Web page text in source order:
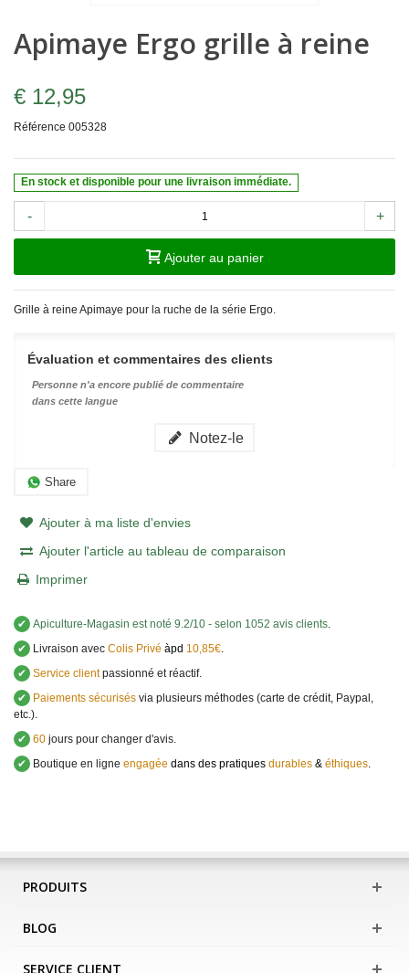
Apimaye Ergo grille à reine
€ 12,95
Référence 005328
En stock et disponible pour une livraison immédiate.
- +
Ajouter au panier
Grille à reine Apimaye pour la ruche de la série Ergo.
Évaluation et commentaires des clients
Personne n'a encore publié de commentaire
dans cette langue
Notez-le
Share
Ajouter à ma liste d'envies
Ajouter l'article au tableau de comparaison
Imprimer
✔ Apiculture-Magasin est noté 9.2/10 - selon 1052 avis clients.
✔
Livraison avec Colis Privé àpd 10,85€.
✔ Service clientpassionné et réactif.
✔
Paiements sécurisés via plusieurs méthodes (carte de crédit, Paypal,
etc.).
✔ 60 jours pour changer d'avis.
✔
Boutique en ligne engagée dans des pratiques durables & éthiques.
PRODUITS
BLOG
SERVICE CLIENT